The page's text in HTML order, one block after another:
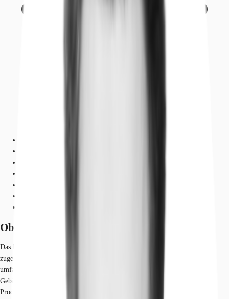
Objekt
Das Ensemble, bestehend aus einem mehrgeschossigen Bürogebäude und
zugehörigen Produktions- sowie Lagerflächen, präsentiert sich als ein
umfangreiches Industrieareal. Die zwischen 1934 und 1984 errichteten
Gebäude vereinen klassische Industriearchitektur mit modernen
Produktionseinheiten. In den 1990er Jahren fand eine umfassende